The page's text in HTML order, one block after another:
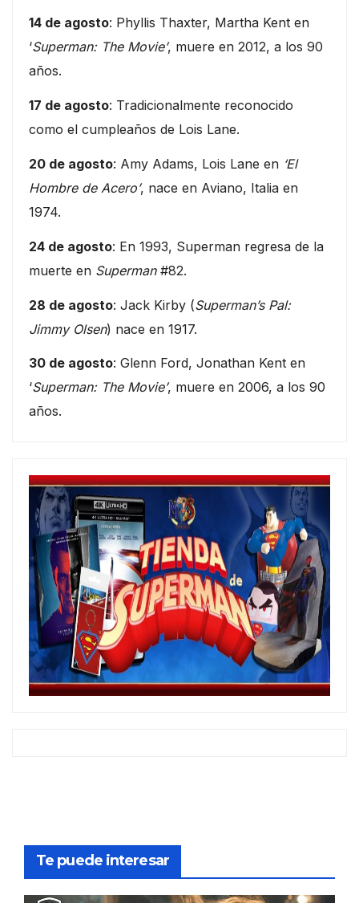
14 de agosto: Phyllis Thaxter, Martha Kent en
‘Superman: The Movie’, muere en 2012, a los 90
años.
17 de agosto: Tradicionalmente reconocido
como el cumpleaños de Lois Lane.
20 de agosto: Amy Adams, Lois Lane en ‘El
Hombre de Acero’, nace en Aviano, Italia en
1974.
24 de agosto: En 1993, Superman regresa de la
muerte en Superman#82.
28 de agosto: Jack Kirby (Superman’s Pal:
Jimmy Olsen) nace en 1917.
30 de agosto: Glenn Ford, Jonathan Kent en
‘Superman: The Movie’, muere en 2006, a los 90
años.
Te puede interesar